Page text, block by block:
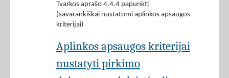
Tvarkos aprašo 4.4.4 papunktį
(savarankiškai nustatomi aplinkos apsaugos
kriterijai)
Aplinkos apsaugos kriterijai
nustatyti pirkimo